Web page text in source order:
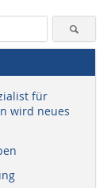
für
wird neues